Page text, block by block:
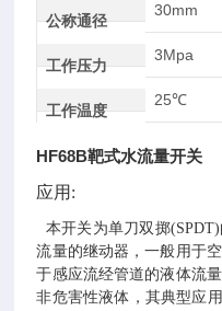
公称通径
30mm
工作压力
3Mpa
工作温度
25℃
HF68B靶式水流量开关
应用:
本开关为单刀双掷
流量的继动器，一般用于
于感应流经管道的液体流
非危害性液体，其典型应